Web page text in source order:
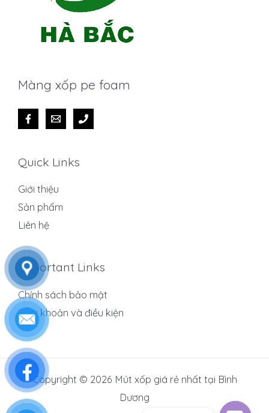
Màng xốp pe foam
Quick Links
Giới thiệu
Sản phẩm
Liên hệ
Important Links
Chính sách bảo mật
Điều khoản và điều kiện
Copyright © 2026 Mút xốp giá rẻ nhất tại Bình
Dương